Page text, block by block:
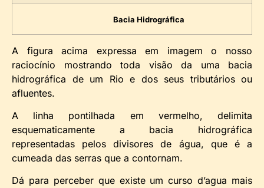
Bacia Hidrográfica
A figura acima expressa em imagem o nosso
raciocínio mostrando toda visão da uma bacia
hidrográfica de um Rio e dos seus tributários ou
afluentes.
A linha pontilhada em vermelho, delimita
esquematicamente a bacia hidrográfica
representadas pelos divisores de água, que é a
cumeada das serras que a contornam.
Dá para perceber que existe um curso d’agua mais